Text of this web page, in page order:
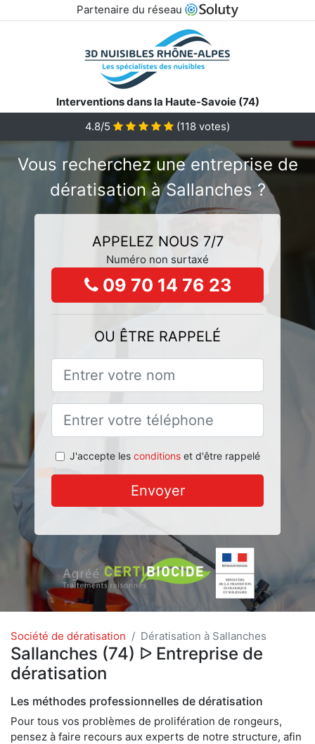
Partenaire du réseau
Interventions dans la Haute-Savoie (74)
4.8/5
(118 votes)
Vous recherchez une entreprise de
dératisation à Sallanches ?
APPELEZ NOUS 7/7
Numéro non surtaxé
09 70 14 76 23
OU ÊTRE RAPPELÉ
J'accepte les conditionset d'être rappelé
Envoyer
Société de dératisation Dératisation à Sallanches
Sallanches (74) ᐅ Entreprise de
dératisation
Les méthodes professionnelles de dératisation
Pour tous vos problèmes de prolifération de rongeurs,
pensez à faire recours aux experts de notre structure, afin